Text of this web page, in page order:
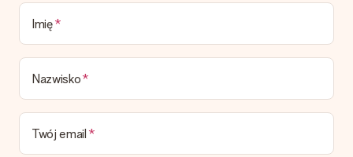
prezentowe.
Czas dostawy, opcje dostawy oraz koszty
dostawy
stronie produktu pokazujemy najbardziej prawdopodobną
datę doręczenia w momencie składania zamówienia.
Imię
Nazwisko
Twój email